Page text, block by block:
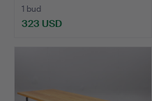
1 bud
323 USD